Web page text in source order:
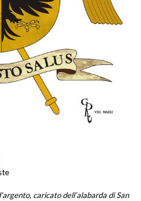
caricato dell’alabarda di San